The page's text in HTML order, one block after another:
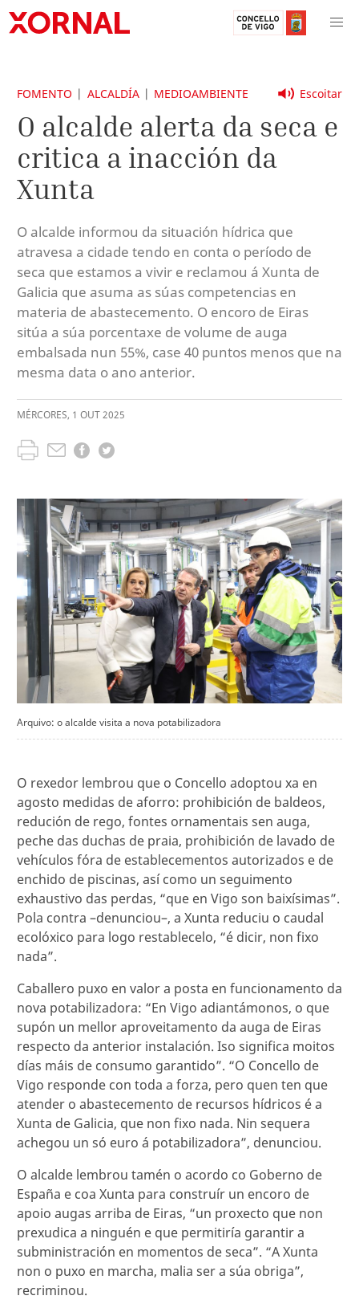
Escoitar
FOMENTO ALCALDÍA MEDIOAMBIENTE
O alcalde alerta da seca e
critica a inacción da
Xunta
O alcalde informou da situación hídrica que
atravesa a cidade tendo en conta o período de
seca que estamos a vivir e reclamou á Xunta de
Galicia que asuma as súas competencias en
materia de abastecemento. O encoro de Eiras
sitúa a súa porcentaxe de volume de auga
embalsada nun 55%, case 40 puntos menos que na
mesma data o ano anterior.
MÉRCORES, 1 OUT2025
Arquivo: o alcalde visita a nova potabilizadora
O rexedor lembrou que o Concello adoptou xa en
agosto medidas de aforro: prohibición de baldeos,
redución de rego, fontes ornamentais sen auga,
peche das duchas de praia, prohibición de lavado de
vehículos fóra de establecementos autorizados e de
enchido de piscinas, así como un seguimento
exhaustivo das perdas, “que en Vigo son baixísimas”.
Pola contra –denunciou–, a Xunta reduciu o caudal
ecolóxico para logo restablecelo, “é dicir, non fixo
nada”.
Caballero puxo en valor a posta en funcionamento da
nova potabilizadora: “En Vigo adiantámonos, o que
supón un mellor aproveitamento da auga de Eiras
respecto da anterior instalación. Iso significa moitos
días máis de consumo garantido”. “O Concello de
Vigo responde con toda a forza, pero quen ten que
atender o abastecemento de recursos hídricos é a
Xunta de Galicia, que non fixo nada. Nin sequera
achegou un só euro á potabilizadora”, denunciou.
O alcalde lembrou tamén o acordo co Goberno de
España e coa Xunta para construír un encoro de
apoio augas arriba de Eiras, “un proxecto que non
prexudica a ninguén e que permitiría garantir a
subministración en momentos de seca”. “A Xunta
non o puxo en marcha, malia ser a súa obriga”,
recriminou.